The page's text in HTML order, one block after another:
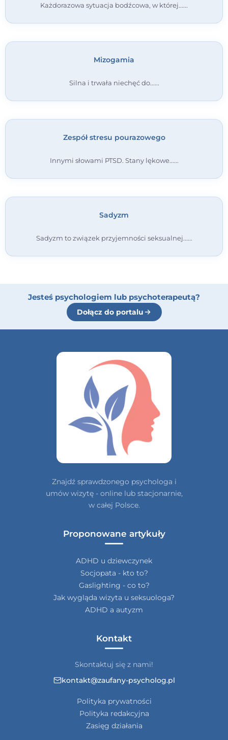
Każdorazowa sytuacja bodźcowa, w której...
Mizogamia
Silna i trwała niechęć do...
Zespół stresu pourazowego
Innymi słowami PTSD. Stany lękowe...
Sadyzm
Sadyzm to związek przyjemności seksualnej...
Jesteś psychologiem lub psychoterapeutą?
Dołącz do portalu
Znajdź sprawdzonego psychologa i
umów wizytę - online lub stacjonarnie,
w całej Polsce.
Proponowane artykuły
ADHD u dziewczynek
Socjopata - kto to?
Gaslighting - co to?
Jak wygląda wizyta u seksuologa?
ADHD a autyzm
Kontakt
Skontaktuj się z nami!
kontakt@zaufany-psycholog.pl
Polityka prywatności
Polityka redakcyjna
Zasięg działania